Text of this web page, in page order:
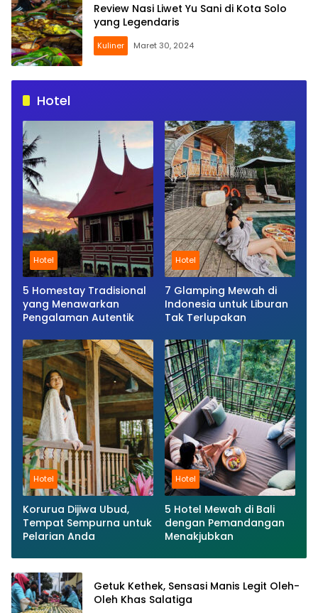
Review Nasi Liwet Yu Sani di Kota Solo
yang Legendaris
Kuliner Maret 30, 2024
Hotel
Hotel
5 Homestay Tradisional
yang Menawarkan
Pengalaman Autentik
Hotel
7 Glamping Mewah di
Indonesia untuk Liburan
Tak Terlupakan
Hotel
Korurua Dijiwa Ubud,
Tempat Sempurna untuk
Pelarian Anda
Hotel
5 Hotel Mewah di Bali
dengan Pemandangan
Menakjubkan
Getuk Kethek, Sensasi Manis Legit Oleh-
Oleh Khas Salatiga